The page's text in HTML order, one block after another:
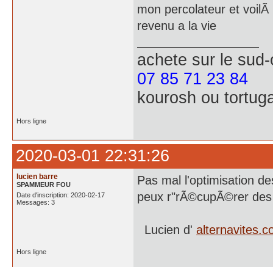
mon percolateur et
revenu a la vie
achete sur le
07 85 71 23 84
kourosh ou
Hors ligne
2020-03-01 22:31:26
lucien barre
SPAMMEUR FOU
Date d'inscription: 2020-02-17
Messages: 3
Pas mal l'optimisation
peux r"rÃ©cupÃ©rer
Lucien d'
Hors ligne